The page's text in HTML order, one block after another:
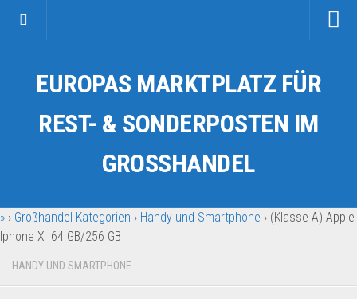
Kategorien
Auto & Motorrad
Fahrzeuge & Transport
Garten & Werkzeug
Geschäft, Büro & Schreibwaren
Geschenkartikel
EUROPAS MARKTPLATZ FÜR
REST- & SONDERPOSTEN IM
GROSSHANDEL
» › Großhandel Kategorien › Handy und Smartphone › (Klasse A) Apple
Iphone X 64 GB/256 GB
HANDY UND SMARTPHONE